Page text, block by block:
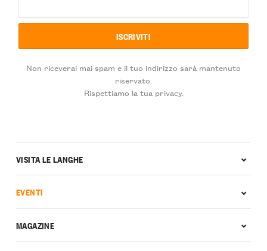
Non riceverai mai spam e il tuo indirizzo sarà mantenuto
riservato.
Rispettiamo la tua privacy.
VISITA LE LANGHE
EVENTI
MAGAZINE